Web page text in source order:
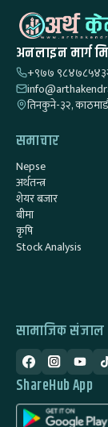
अनलाइन मार्ग
+९७७
तिनकुने-३२,
समाचार
Nepse
अर्थतन्त्र
शेयर बजार
बीमा
कृषि
Stock Analysis
सामाजिक संजाल
ShareHub App